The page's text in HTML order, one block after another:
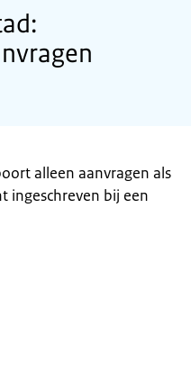
alleen aanvragen als
ingeschreven bij een